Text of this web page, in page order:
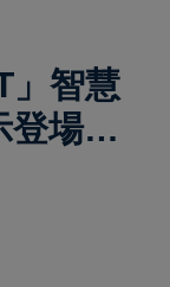
」智慧
登場
行與